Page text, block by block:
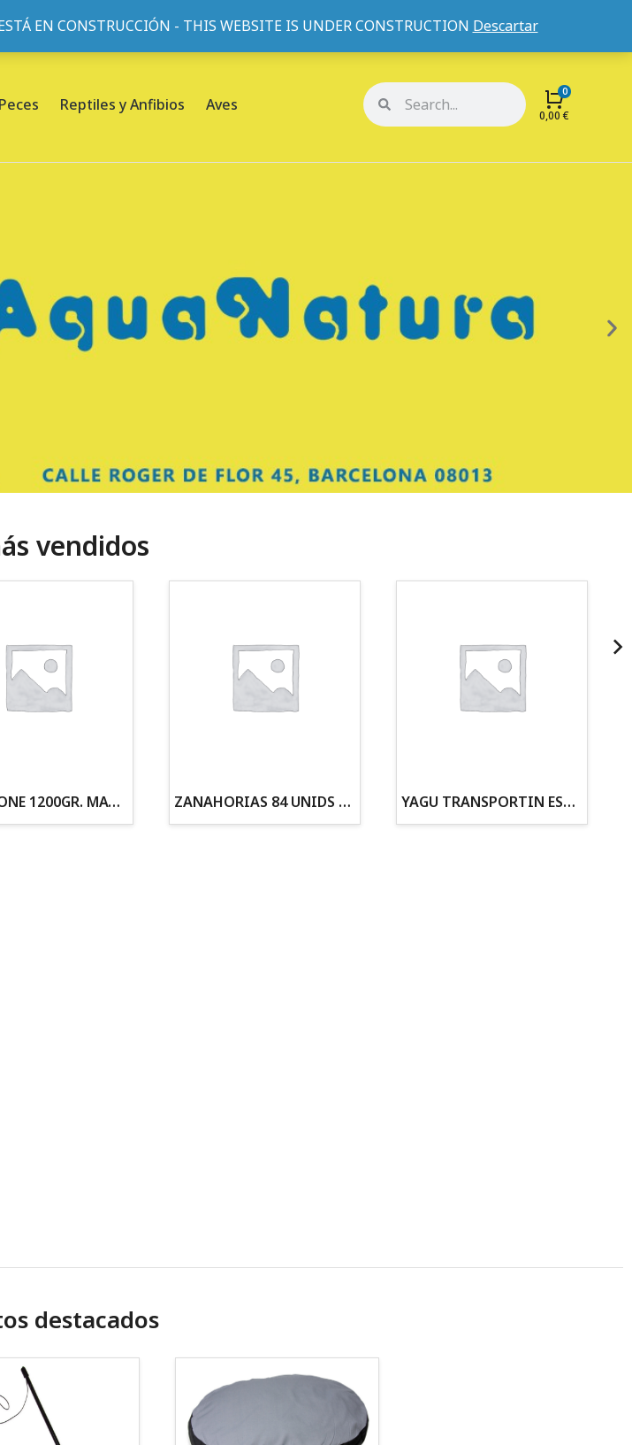
EN CONSTRUCCIÓN - THIS WEBSITE IS UNDER CONSTRUCTION Descartar
|Sobre nosotros Mi cuenta Mis pedidos
Peces Reptiles y Anfibios Aves
0,00€
vendidos
ZEO STONE 1200GR. MATERIAL FILTRANTE ZANAHORIAS 84 UNIDS EN DISPLAY YAGU TRANSPORTIN ESPUMA CAMUFLAJE Nº1 36x30x28
destacados